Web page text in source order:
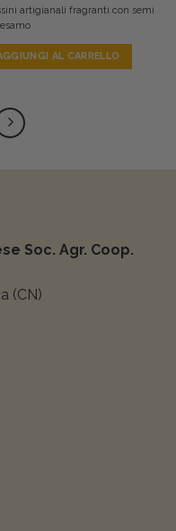
artigianali fragranti con semi
AL CARRELLO
Soc. Agr. Coop.
(CN)